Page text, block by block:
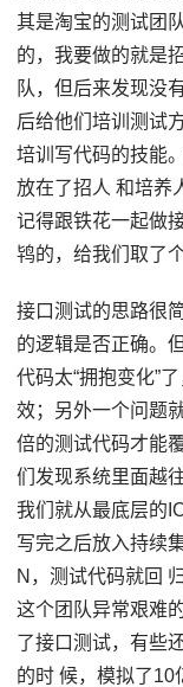
其是淘宝的测试团
的，我要做的就是
队，但后来发现没
后给他们培训测试
培训写代码的技能
放在了招人 和培养
记得跟铁花一起做
鸨的，给我们取了
接口测试的思路很
的逻辑是否正确。
代码太“拥抱变化”
效；另外一个问题
倍的测试代码才能
们发现系统里面越
我们就从最底层的
写完之后放入持续
N，测试代码就回
这个团队异常艰难
了接口测试，有些
的时 候，模拟了10